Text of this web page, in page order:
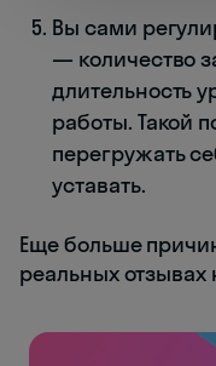
Вы сами
— количество
длительность
работы. Такой
перегружать
уставать.
Еще больше
реальных отзывах